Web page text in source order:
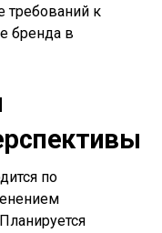
требований к
бренда в
по